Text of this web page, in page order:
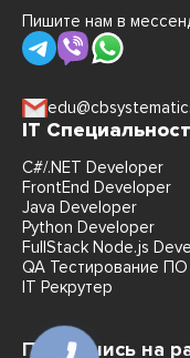
Пишите нам в
IT
C#/.NET Developer
FrontEnd Developer
Java Developer
Python Developer
FullStack Node.js
QA Тестирование ПО
IT Рекрутер
Подпишись на